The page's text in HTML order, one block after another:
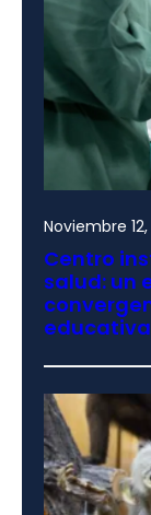
Noviembre
Centro
salud: un